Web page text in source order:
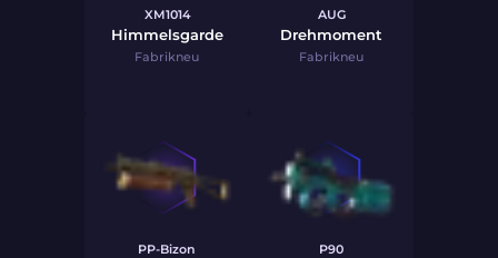
XM1014
Himmelsgarde
Fabrikneu
AUG
Drehmoment
Fabrikneu
PP-Bizon P90